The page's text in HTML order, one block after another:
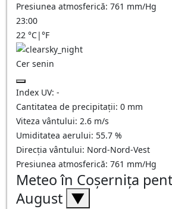
Presiunea atmosferică: 761 mm/Hg
23:00
22 °C|°F
Cer senin
Index UV: -
Cantitatea de precipitații: 0 mm
Viteza vântului: 2.6 m/s
Umiditatea aerului: 55.7 %
Direcția vântului: Nord-Nord-Vest
Presiunea atmosferică: 761 mm/Hg
Meteo în Coşerniţa
August ▼